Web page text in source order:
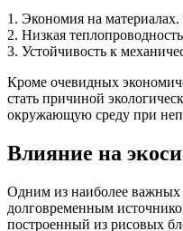
1. Экономия на
2. Низкая
3. Устойчивость к
Кроме очевидных
стать причиной
окружающую среду при
Влияние на
Одним из наиболее важных
долговременным
построенный из рисовых